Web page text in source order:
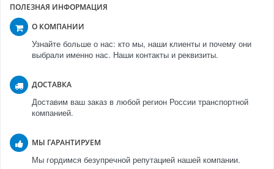
ПОЛЕЗНАЯ ИНФОРМАЦИЯ
О КОМПАНИИ
Узнайте больше о нас: кто мы, наши клиенты и почему они
выбрали именно нас. Наши контакты и реквизиты.
ДОСТАВКА
Доставим ваш заказ в любой регион России транспортной
компанией.
МЫ ГАРАНТИРУЕМ
Мы гордимся безупречной репутацией нашей компании.